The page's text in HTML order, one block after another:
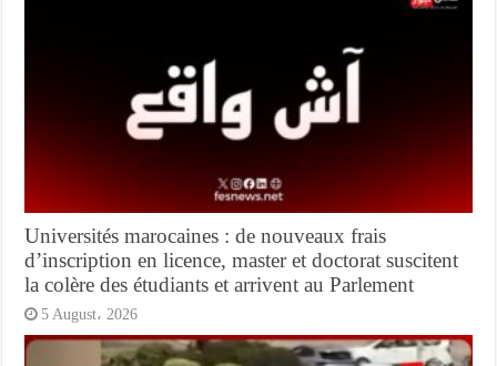
Universités marocaines : de nouveaux frais
d’inscription en licence, master et doctorat suscitent
la colère des étudiants et arrivent au Parlement
5 August، 2026